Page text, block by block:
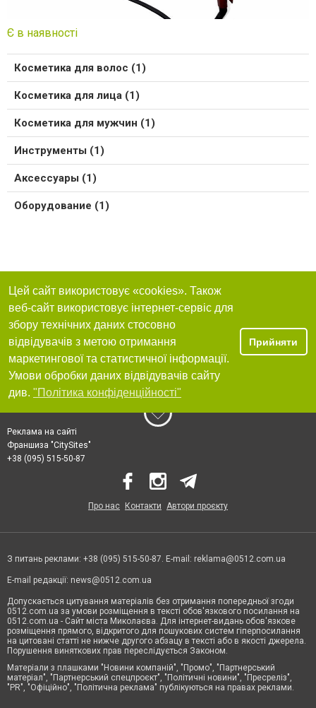
Є в наявності
Косметика для волос (1)
Косметика для лица (1)
Косметика для мужчин (1)
Инструменты (1)
Аксессуары (1)
Оборудование (1)
Цей сайт використовує «cookies». Також
веб-сайт використовує інтернет-сервіс для
збору технічних даних стосовно
відвідувачів з метою отримання
маркетингової та статистичної інформації.
Умови обробки даних відвідувачів сайту
див. "Політика конфіденційності"
Прийняти
Реклама на сайті
Франшиза "CitySites"
+38 (095) 515-50-87
Про нас Контакти Автори проєкту
З питань реклами: +38 (095) 515-50-87. E-mail: reklama@0512.com.ua
E-mail редакції: news@0512.com.ua
Допускається цитування матеріалів без отримання попередньої згоди
0512.com.ua за умови розміщення в тексті обов'язкового посилання на
0512.com.ua - Сайт міста Миколаєва. Для інтернет-видань обов'язкове
розміщення прямого, відкритого для пошукових систем гіперпосилання
на цитовані статті не нижче другого абзацу в тексті або в якості джерела.
Порушення виняткових прав переслідується Законом.
Матеріали з плашками "Новини компаній", "Промо", "Партнерський
матеріал", "Партнерський спецпроєкт", "Політичні новини", "Пресреліз",
"PR", "Офіційно", "Політична реклама" публікуються на правах реклами.